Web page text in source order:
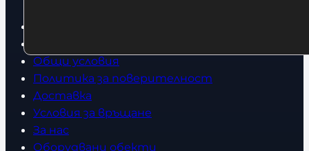
Общи условия
Политика за поверителност
Доставка
Условия за връщане
За нас
Оборудвани обекти